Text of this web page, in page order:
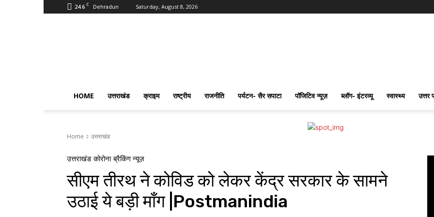
24.6 C Dehradun Saturday, August 8, 2026
HOME उत्तराखंड क्राइम राष्ट्रीय राजनीति पर्यटन- सैर सपाटा पॉजिटिव न्यूज़ ब्लॉग- इंटरव्यू स्वास्थ्य उत्तर
Home उत्तराखंड
उत्तराखंड कोरोना ब्रैकिंग न्यूज़
सीएम तीरथ ने कोविड को लेकर केंद्र सरकार के सामने
उठाई ये बड़ी माँग |Postmanindia